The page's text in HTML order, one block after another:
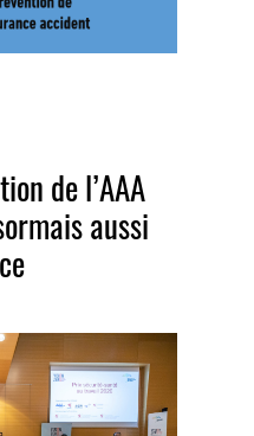
de l’AAA
aussi